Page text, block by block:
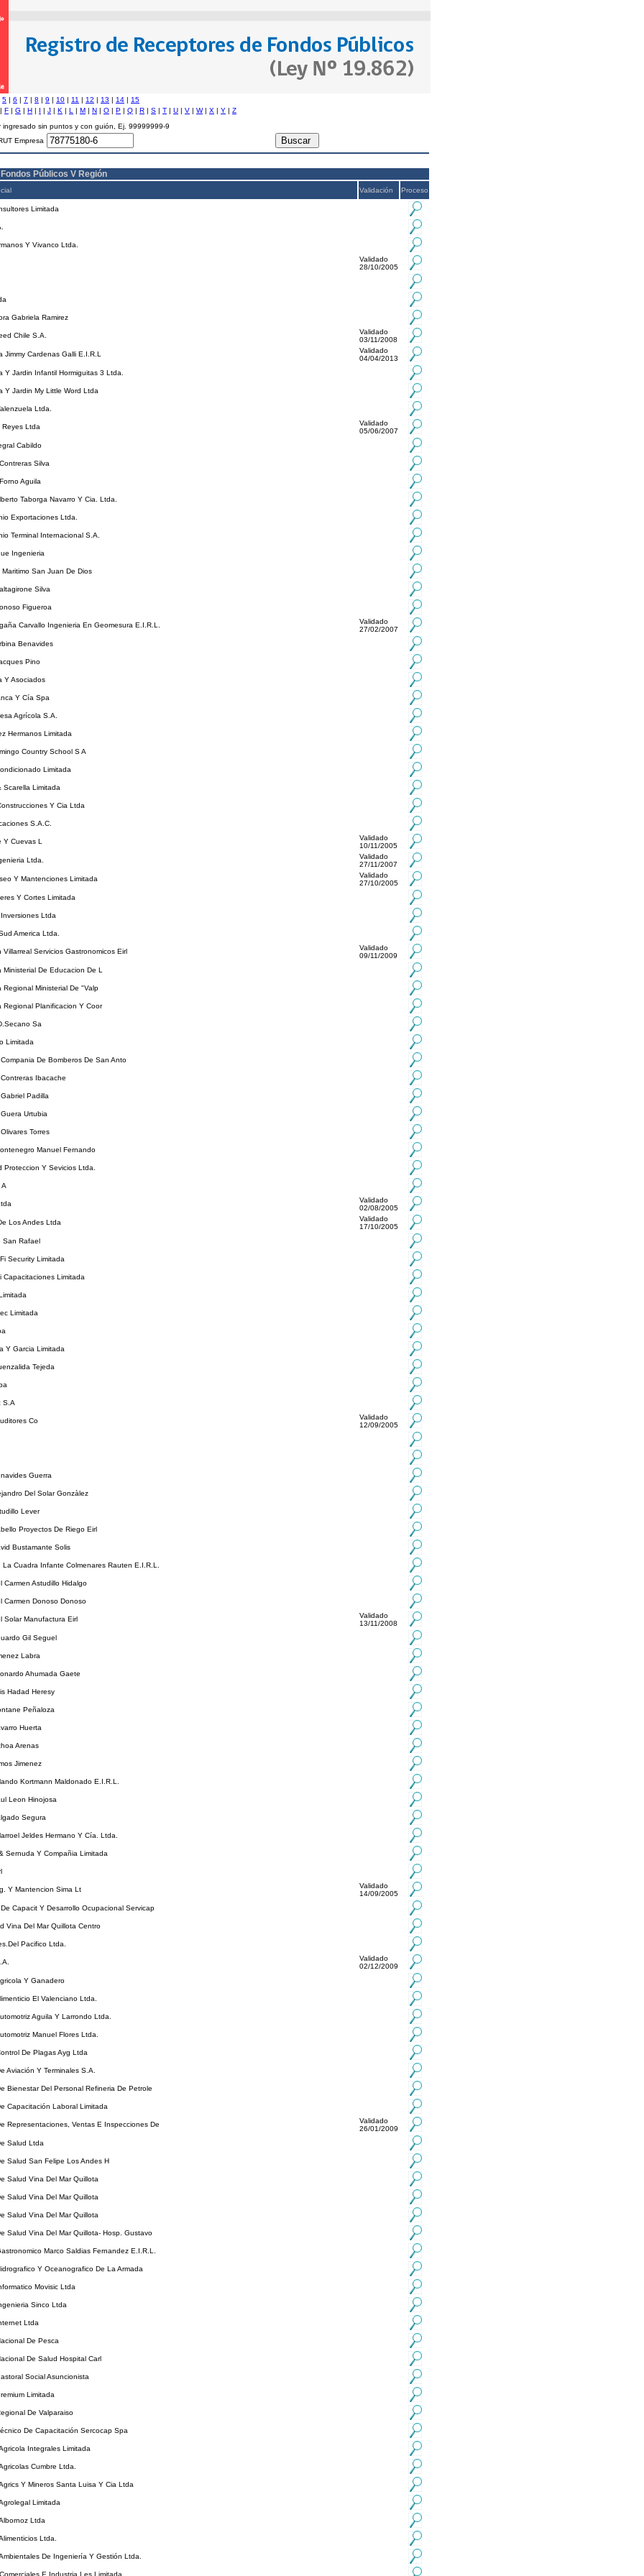
5 | 6 | 7 | 8 | 9 | 10 | 11 | 12 | 13 | 14 | 15
F | G | H | I | J | K | L | M | N | O | P | Q | R | S | T | U | V | W| X | Y | Z
ingresado sin puntos y con guión, Ej. 99999999-9
Empresa
Públicos V Región
Validación Proceso
Limitada
Y Vivanco Ltda.
Validado
28/10/2005
Gabriela Ramirez
Chile S.A.
Validado
03/11/2008
Jimmy Cardenas Galli E.I.R.L
Validado
04/04/2013
Y Jardin Infantil Hormiguitas 3 Ltda.
Y Jardin My Little Word Ltda
Ltda.
Reyes Ltda
Validado
05/06/2007
Cabildo
Silva
Aguila
Taborga Navarro Y Cia. Ltda.
Exportaciones Ltda.
Terminal Internacional S.A.
Ingenieria
San Juan De Dios
Silva
Figueroa
Carvallo Ingenieria En Geomesura E.I.R.L.
Validado
27/02/2007
Benavides
Pino
Y Asociados
Y Cía Spa
Agrícola S.A.
Hermanos Limitada
Country School S A
Limitada
Scarella Limitada
Y Cia Ltda
S.A.C.
Y Cuevas L
Validado
10/11/2005
Ltda.
Validado
27/11/2007
Y Mantenciones Limitada
Validado
27/10/2005
Y Cortes Limitada
Ltda
America Ltda.
Villarreal Servicios Gastronomicos Eirl
Validado
09/11/2009
Ministerial De Educacion De L
Regional Ministerial De "Valp
Regional Planificacion Y Coor
Sa
Limitada
De Bomberos De San Anto
Ibacache
Padilla
Urtubia
Torres
Manuel Fernando
Proteccion Y Sevicios Ltda.
Validado
02/08/2005
Los Andes Ltda
Validado
17/10/2005
San Rafael
Security Limitada
Capacitaciones Limitada
Limitada
Y Garcia Limitada
Tejeda
S.A
Co
Validado
12/09/2005
Guerra
Del Solar Gonzàlez
Lever
Proyectos De Riego Eirl
Bustamante Solis
La Cuadra Infante Colmenares Rauten E.I.R.L.
Carmen Astudillo Hidalgo
Carmen Donoso Donoso
Solar Manufactura Eirl
Validado
13/11/2008
Gil Seguel
Labra
Ahumada Gaete
Hadad Heresy
Peñaloza
Huerta
Arenas
Jimenez
Kortmann Maldonado E.I.R.L.
Leon Hinojosa
Segura
Jeldes Hermano Y Cía. Ltda.
Sernuda Y Compañia Limitada
Y Mantencion Sima Lt
Validado
14/09/2005
Capacit Y Desarrollo Ocupacional Servicap
Vina Del Mar Quillota Centro
Pacifico Ltda.
Validado
02/12/2009
Y Ganadero
El Valenciano Ltda.
Aguila Y Larrondo Ltda.
Manuel Flores Ltda.
De Plagas Ayg Ltda
Aviación Y Terminales S.A.
Bienestar Del Personal Refineria De Petrole
Capacitación Laboral Limitada
Representaciones, Ventas E Inspecciones De
Validado
26/01/2009
Salud Ltda
Salud San Felipe Los Andes H
Salud Vina Del Mar Quillota
Salud Vina Del Mar Quillota
Salud Vina Del Mar Quillota
Salud Vina Del Mar Quillota- Hosp. Gustavo
Marco Saldias Fernandez E.I.R.L.
Y Oceanografico De La Armada
Movisic Ltda
Sinco Ltda
Ltda
De Pesca
De Salud Hospital Carl
Social Asuncionista
Limitada
De Valparaiso
De Capacitación Sercocap Spa
Integrales Limitada
Cumbre Ltda.
Y Mineros Santa Luisa Y Cia Ltda
Limitada
Ltda
Ltda.
De Ingeniería Y Gestión Ltda.
E Industria Les Limitada